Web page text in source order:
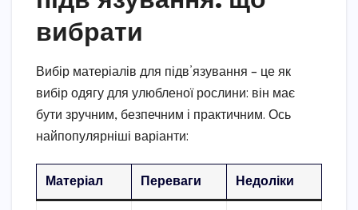
вибрати
Вибір матеріалів для підв’язування – це як
вибір одягу для улюбленої рослини: він має
бути зручним, безпечним і практичним. Ось
найпопулярніші варіанти:
Матеріал Переваги Недоліки